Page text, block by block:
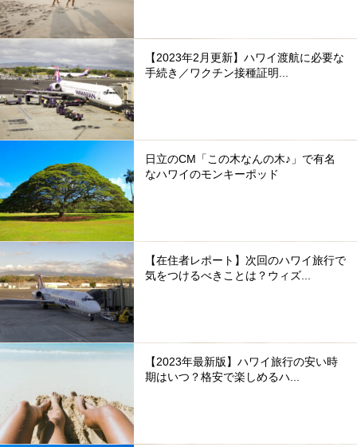
【2023年2月更新】ハワイ渡航に必要な
手続き／ワクチン接種証明...
日立のCM「この木なんの木♪」で有名
なハワイのモンキーポッド
【在住者レポート】次回のハワイ旅行で
気をつけるべきことは？ウィズ...
【2023年最新版】ハワイ旅行の安い時
期はいつ？格安で楽しめるハ...